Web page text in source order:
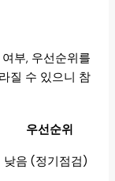
부, 우선순위를
질 수 있으니 참
우선순위
낮음 (정기점검)